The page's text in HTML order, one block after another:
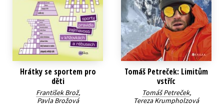
Hrátky se sportem pro
děti
František Brož,
Pavla Brožová
Tomáš Petreček: Limitům
vstříc
Tomáš Petreček,
Tereza Krumpholzová